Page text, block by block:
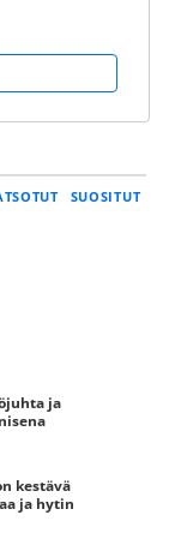
SUOSITUT
ja
kestävä
ja hytin